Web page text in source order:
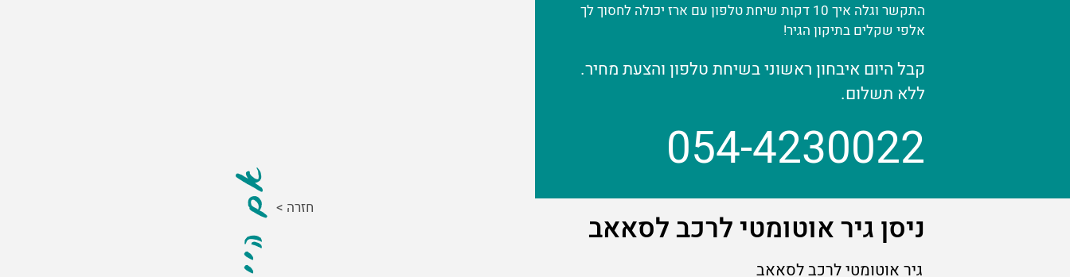
התקשר וגלה איך 10 דקות שיחת טלפון עם ארז יכולה לחסוך לך
אלפי שקלים בתיקון הגיר!
קבל היום איבחון ראשוני בשיחת טלפון והצעת מחיר.
ללא תשלום.
054-4230022
< חזרה
ניסן גיר אוטומטי לרכב לסאאב
גיר אוטומטי לרכב לסאאב